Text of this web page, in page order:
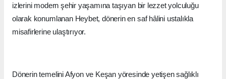
izlerini modern şehir yaşamına taşıyan bir lezzet yolculuğu
olarak konumlanan Heybet, dönerin en saf hâlini ustalıkla
misafirlerine ulaştırıyor.
Dönerin temelini Afyon ve Keşan yöresinde yetişen sağlıklı